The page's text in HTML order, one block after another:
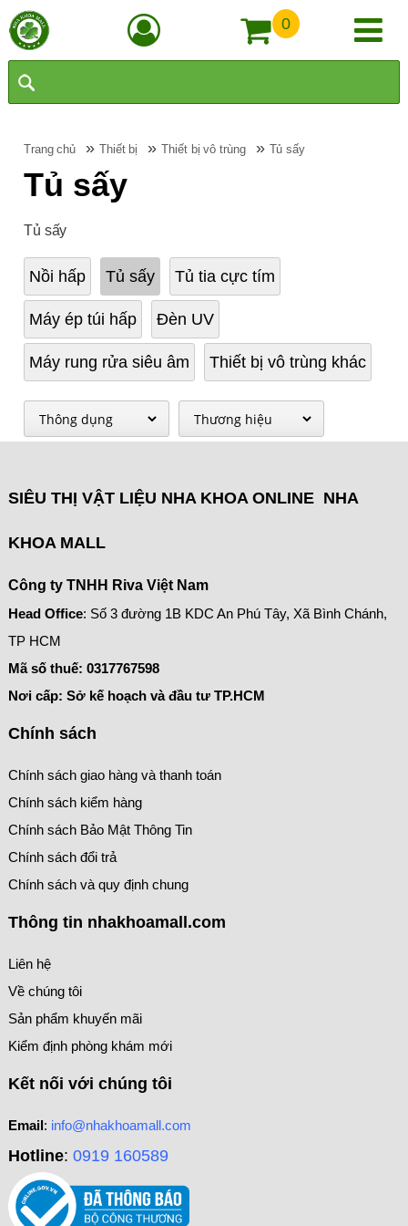
0
Trang chủ »Thiết bị »Thiết bị vô trùng » Tủ sấy
Tủ sấy
Tủ sấy
Nồi hấp Tủ sấy Tủ tia cực tím
Máy ép túi hấp Đèn UV
Máy rung rửa siêu âm Thiết bị vô trùng khác
SIÊU THỊ VẬT LIỆU NHA KHOA ONLINE NHA
KHOA MALL
Công ty TNHH Riva Việt Nam
Head Office: Số 3 đường 1B KDC An Phú Tây, Xã Bình Chánh,
TP HCM
Mã số thuế: 0317767598
Nơi cấp: Sở kế hoạch và đầu tư TP.HCM
Chính sách
Chính sách giao hàng và thanh toán
Chính sách kiểm hàng
Chính sách Bảo Mật Thông Tin
Chính sách đổi trả
Chính sách và quy định chung
Thông tin nhakhoamall.com
Liên hệ
Về chúng tôi
Sản phẩm khuyến mãi
Kiểm định phòng khám mới
Kết nối với chúng tôi
Email: info@nhakhoamall.com
Hotline: 0919 160589